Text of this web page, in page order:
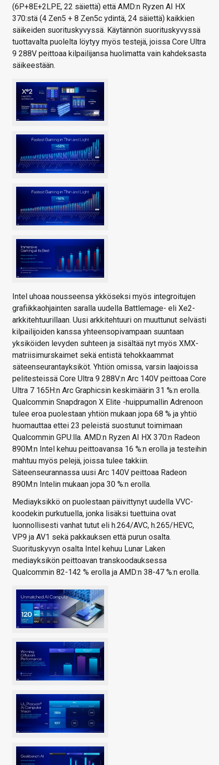
(6P+8E+2LPE, 22 säiettä) että AMD:n Ryzen AI HX
370:stä (4 Zen5 + 8 Zen5c ydintä, 24 säiettä) kaikkien
säikeiden suorituskyvyssä. Käytännön suorituskyvyssä
tuottavalta puolelta löytyy myös testejä, joissa Core Ultra
9 288V peittoaa kilpailijansa huolimatta vain kahdeksasta
säikeestään.
Intel uhoaa nousseensa ykköseksi myös integroitujen
grafiikkaohjainten saralla uudella Battlemage- eli Xe2-
arkkitehtuurillaan. Uusi arkkitehtuuri on muuttunut selvästi
kilpailijoiden kanssa yhteensopivampaan suuntaan
yksiköiden levyden suhteen ja sisältää nyt myös XMX-
matriisimurskaimet sekä entistä tehokkaammat
säteenseurantayksiköt. Yhtiön omissa, varsin laajoissa
pelitesteissä Core Ultra 9 288V:n Arc 140V peittoaa Core
Ultra 7 165H:n Arc Graphicsin keskimäärin 31 %:n erolla.
Qualcommin Snapdragon X Elite -huippumallin Adrenoon
tulee eroa puolestaan yhtiön mukaan jopa 68 % ja yhtiö
huomauttaa ettei 23 peleistä suostunut toimimaan
Qualcommin GPU:lla. AMD:n Ryzen AI HX 370:n Radeon
890M:n Intel kehuu peittoavansa 16 %:n erolla ja testeihin
mahtuu myös pelejä, joissa tulee takkiin.
Säteenseurannassa uusi Arc 140V peittoaa Radeon
890M:n Intelin mukaan jopa 30 %:n erolla.
Mediayksikkö on puolestaan päivittynyt uudella VVC-
koodekin purkutuella, jonka lisäksi tuettuina ovat
luonnollisesti vanhat tutut eli h.264/AVC, h.265/HEVC,
VP9 ja AV1 sekä pakkauksen että purun osalta.
Suorituskyvyn osalta Intel kehuu Lunar Laken
mediayksikön peittoavan transkoodauksessa
Qualcommin 82-142 % erolla ja AMD:n 38-47 %:n erolla.